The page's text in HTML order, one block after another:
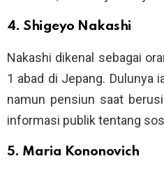
4. Shigeyo Nakashi
Nakashi dikenal sebagai
1 abad di Jepang. Dulunya
namun pensiun saat
informasi publik tentang
5. Maria Kononovich